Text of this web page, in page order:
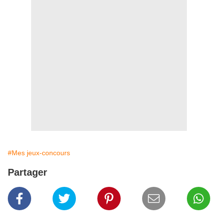
#Mes jeux-concours
Partager